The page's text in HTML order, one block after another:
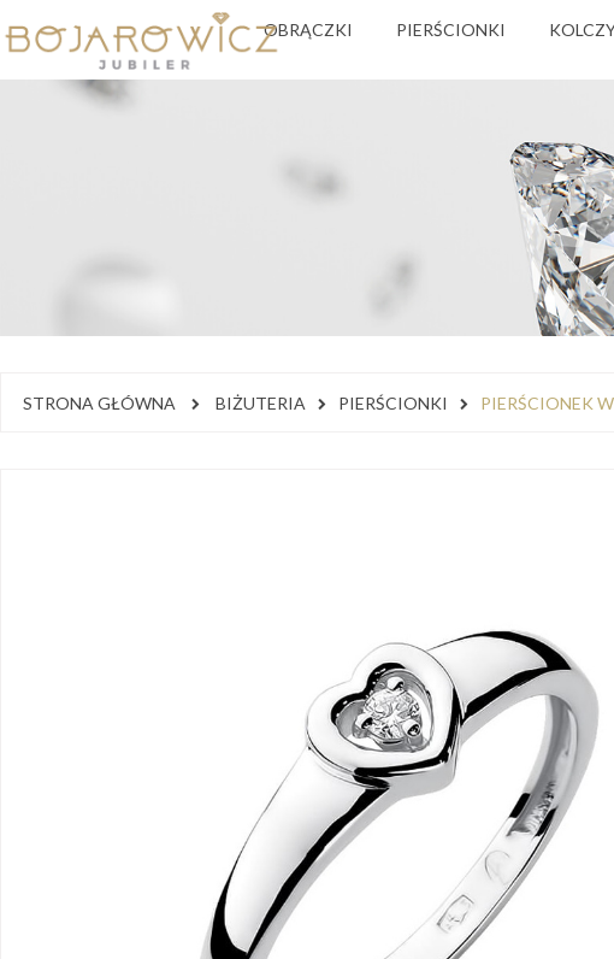
OBRĄCZKI PIERŚCIONKI
STRONA GŁÓWNA BIŻUTERIA PIERŚCIONKI PIERŚCIONEK